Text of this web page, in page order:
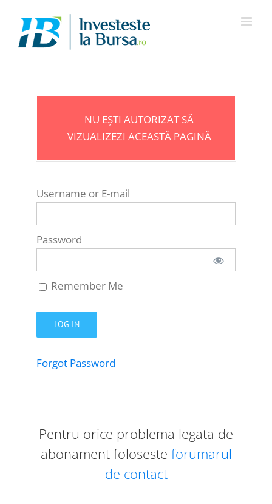
content
NU EȘTI AUTORIZAT SĂ
VIZUALIZEZI ACEASTĂ PAGINĂ
Username or E-mail
Password
Remember Me
Forgot Password
Pentru orice problema legata de
abonament foloseste forumarul
de contact